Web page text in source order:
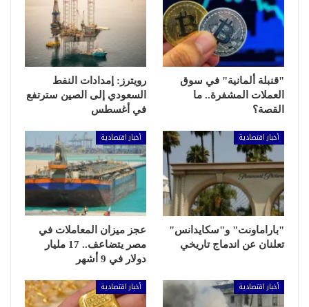
"قنبلة ألمانية" في سوق
العملات المشفرة.. ما
القصة؟
رويترز: إمدادات النفط
السعودي إلى الصين سترتفع
في أغسطس
أخبار اقتصادية
"باراماونت" و"سكايدانس"
تعلنان عن اندماج تاريخي
أخبار اقتصادية
عجز ميزان المعاملات في
مصر يتضاعف.. 17 مليار
دولار في 9 أشهر
أخبار اقتصادية أخبار اقتصادية